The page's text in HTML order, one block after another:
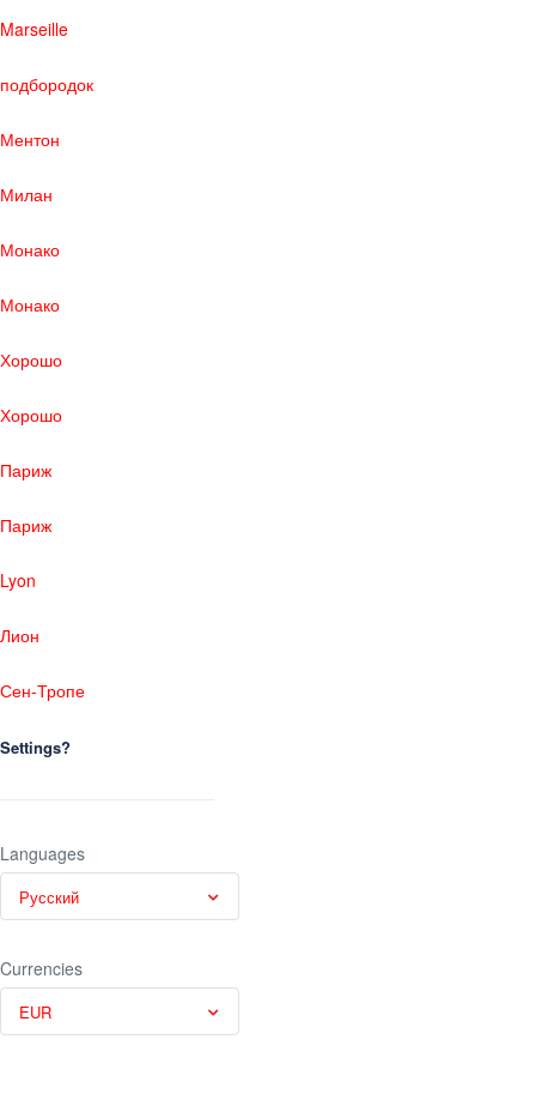
Marseille
подбородок
Ментон
Милан
Монако
Монако
Хорошо
Хорошо
Париж
Париж
Lyon
Лион
Сен-Тропе
Settings?
Languages
Русский
Currencies
EUR